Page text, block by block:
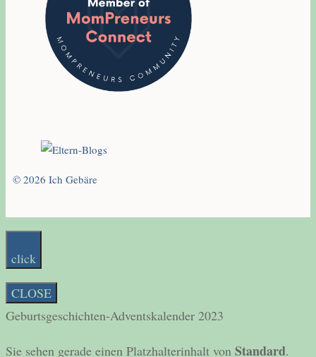
© 2026 Ich Gebäre
click
CLOSE
Geburtsgeschichten-Adventskalender 2023
Sie sehen gerade einen Platzhalterinhalt von Standard.